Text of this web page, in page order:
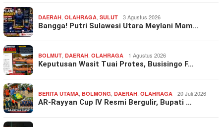
DAERAH OLAHRAGA SULUT 3 Agustus 2026
Bangga! Putri Sulawesi Utara Meylani Mam…
BOLMUT DAERAH OLAHRAGA 1 Agustus 2026
Keputusan Wasit Tuai Protes, Busisingo F…
BERITA UTAMA BOLMONG DAERAH OLAHRAGA 20 Juli 2026
AR-Rayyan Cup IV Resmi Bergulir, Bupati …